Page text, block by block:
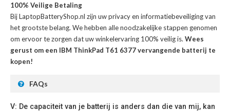
100% Veilige Betaling
Bij LaptopBatteryShop.nl zijn uw privacy en informatiebeveiliging van
het grootste belang. We hebben alle noodzakelijke stappen genomen
om ervoor te zorgen dat uw winkelervaring 100% veilig is. Wees
gerust om een IBM ThinkPad T61 6377 vervangende batterij te
kopen!
FAQs
V: De capaciteit van je batterij is anders dan die van mij, kan